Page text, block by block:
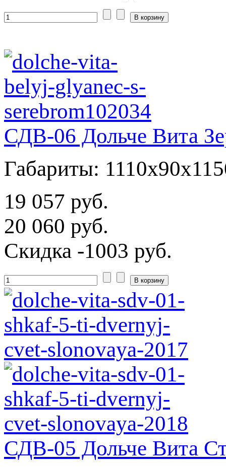
СДВ-06 Дольче Вита
Габариты:
19 057 руб.
20 060 руб.
Скидка -1003 руб.
СДВ-05 Дольче Вита